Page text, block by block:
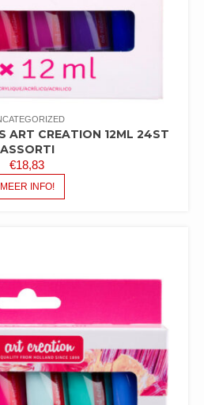
ART CREATION 12ML 24ST
ASSORTI
€18,83
MEER INFO!